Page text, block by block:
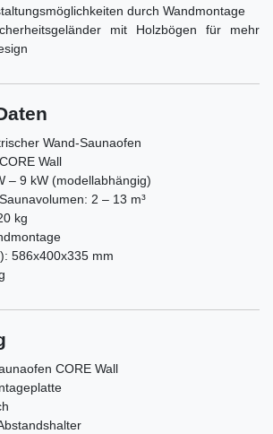
durch Wandmontage
mit Holzbögen für mehr
Wand-Saunaofen
Wall
– 9 kW (modellabhängig)
2 – 13 m³
kg
586x400x335 mm
CORE Wall